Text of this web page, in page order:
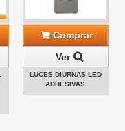
Comprar
Ver
LUCES DIURNAS LED
ADHESIVAS